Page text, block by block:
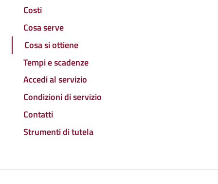
Costi
Cosa serve
Cosa si ottiene
Tempi e scadenze
Accedi al servizio
Condizioni di servizio
Contatti
Strumenti di tutela